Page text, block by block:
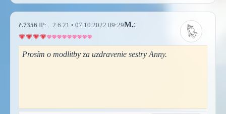
č.7356 IP: ...2.6.21 • 07.10.2022 09:29M.:
Prosím o modlitby za uzdravenie sestry Anny.